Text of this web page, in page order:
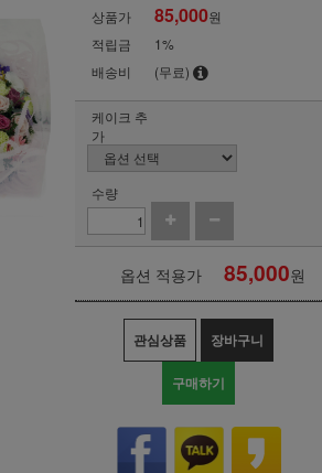
상품가 85,000원
적립금
1%
배송비
(무료)
케이크 추
가
수량
옵션 적용가 85,000원
관심상품 장바구니
구매하기